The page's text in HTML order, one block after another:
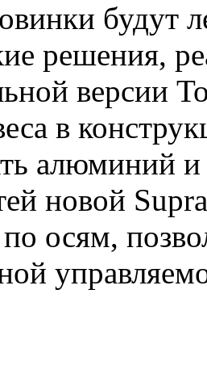
будут
решения,
версии
в
алюминий
новой
по осям,